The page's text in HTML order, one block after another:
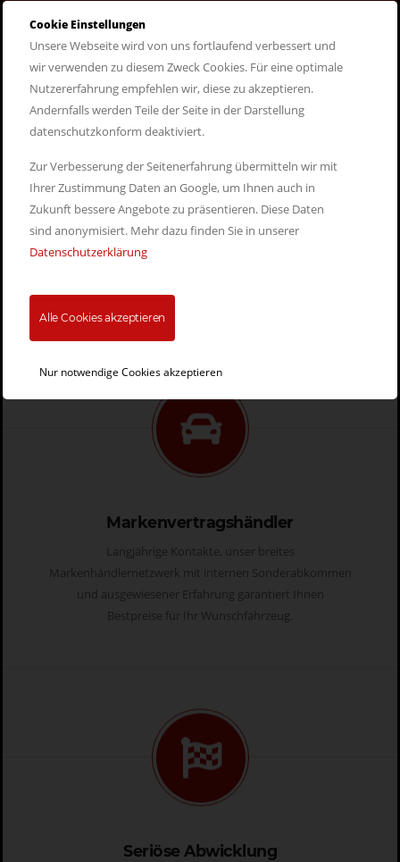
Persönliches Angebot
erhalten
Nehmen Sie jetzt unverbindlich Kontakt mit uns auf, um ein
Jetzt anfragen!
Markenvertragshändler
Langjährige Kontakte, unser breites
Markenhändlernetzwerk mit internen Sonderabkommen
und ausgewiesener Erfahrung garantiert Ihnen
Bestpreise für Ihr Wunschfahrzeug.
Seriöse Abwicklung
Cookie Einstellungen
Unsere Webseite wird von uns fortlaufend verbessert und
wir verwenden zu diesem Zweck Cookies. Für eine optimale
Nutzererfahrung empfehlen wir, diese zu akzeptieren.
Andernfalls werden Teile der Seite in der Darstellung
datenschutzkonform deaktiviert.
Zur Verbesserung der Seitenerfahrung übermitteln wir mit
Ihrer Zustimmung Daten an Google, um Ihnen auch in
Zukunft bessere Angebote zu präsentieren. Diese Daten
sind anonymisiert. Mehr dazu finden Sie in unserer
Datenschutzerklärung
Alle Cookies akzeptieren
Nur notwendige Cookies akzeptieren